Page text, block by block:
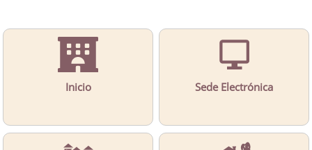
Inicio Sede Electrónica